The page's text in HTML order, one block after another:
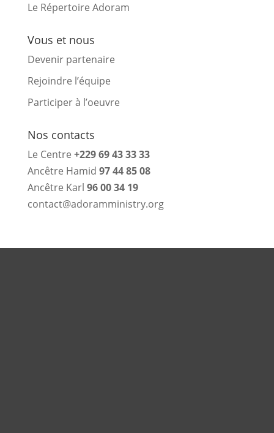
Le Répertoire Adoram
Vous et nous
Devenir partenaire
Rejoindre l’équipe
Participer à l’oeuvre
Nos contacts
Le Centre +229 69 43 33 33
Ancêtre Hamid 97 44 85 08
Ancêtre Karl 96 00 34 19
contact@adoramministry.org